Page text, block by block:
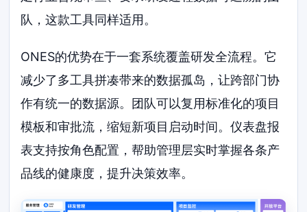
队，这款工具同样适用。
ONES的优势在于一套系统覆盖研发全流程。它
减少了多工具拼凑带来的数据孤岛，让跨部门协
作有统一的数据源。团队可以复用标准化的项目
模板和审批流，缩短新项目启动时间。仪表盘报
表支持按角色配置，帮助管理层实时掌握各条产
品线的健康度，提升决策效率。